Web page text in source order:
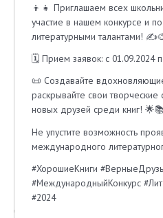
👦👧 Приглашаем всех
участие в нашем конкурсе и
литературными талантами!
🗓 Прием заявок: с 01.09.2024
📜 Создавайте
раскрывайте свои творческие
новых друзей среди книг!
Не упустите возможность
международного
#ХорошиеКниги
#МеждународныйКонкурс
#2024